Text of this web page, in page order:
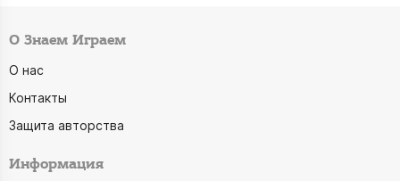
О Знаем Играем
О нас
Контакты
Защита авторства
Информация